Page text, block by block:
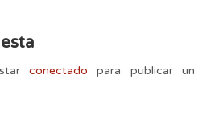
conectado para publicar un